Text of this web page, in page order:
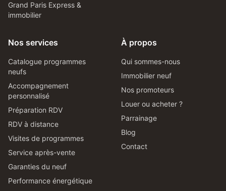
Grand Paris Express &
immobilier
Nos services
Catalogue programmes
neufs
Accompagnement
personnalisé
Préparation RDV
RDV à distance
Visites de programmes
Service après-vente
Garanties du neuf
Performance énergétique
À propos
Qui sommes-nous
Immobilier neuf
Nos promoteurs
Louer ou acheter ?
Parrainage
Blog
Contact